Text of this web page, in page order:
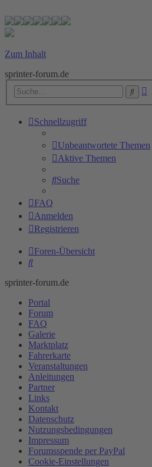
Zum Inhalt
sprinter-forum.de
Suche
Schnellzugriff
Unbeantwortete Themen
Aktive Themen
Suche
FAQ
Anmelden
Registrieren
Foren-Übersicht
Suche
sprinter-forum.de
Portal
Forum
FAQ
Galerie
Marktplatz
Fahrerkarte
Veranstaltungen
Anleitungen
Partner
Links
Kontakt
Datenschutz
Nutzungsbedingungen
Impressum
Forumsspende per PayPal
Cookie-Einstellungen